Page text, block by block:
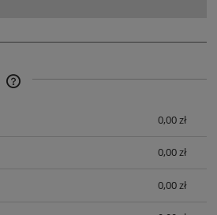
0,00 zł
0,00 zł
0,00 zł